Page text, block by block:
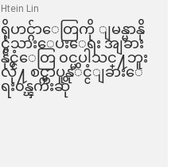
Htein Lin
ရိုဟင္ဂ်ာေတြကို ျမန္မာနို
င္ငံသားေပးေရး အျခား
နိုင္ငံေတြ ၀င္မပါသင္႔ဘူး
လို႔ စင္ကာပူနုိင္ငံျခားေ
ရး၀န္ၾကီးဆို